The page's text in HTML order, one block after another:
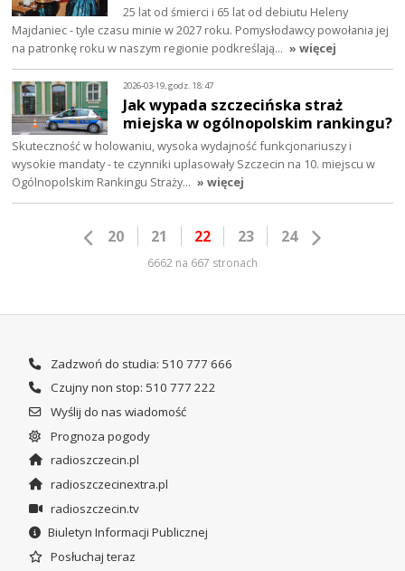
25 lat od śmierci i 65 lat od debiutu Heleny
Majdaniec - tyle czasu minie w 2027 roku. Pomysłodawcy powołania jej
na patronkę roku w naszym regionie podkreślają… » więcej
2026-03-19, godz. 18:47
Jak wypada szczecińska straż
miejska w ogólnopolskim rankingu?
Skuteczność w holowaniu, wysoka wydajność funkcjonariuszy i
wysokie mandaty - te czynniki uplasowały Szczecin na 10. miejscu w
Ogólnopolskim Rankingu Straży… » więcej
20 21 22 23 24
6662 na 667 stronach
Zadzwoń do studia: 510 777 666
Czujny non stop: 510 777 222
Wyślij do nas wiadomość
Prognoza pogody
radioszczecin.pl
radioszczecinextra.pl
radioszczecin.tv
Biuletyn Informacji Publicznej
Posłuchaj teraz